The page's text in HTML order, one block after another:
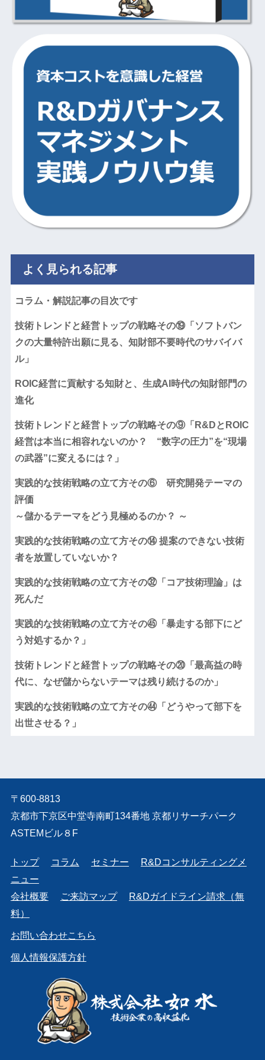
よく見られる記事
コラム・解説記事の目次です
技術トレンドと経営トップの戦略その⑲「ソフトバン
クの大量特許出願に見る、知財部不要時代のサバイバ
ル」
ROIC経営に貢献する知財と、生成AI時代の知財部門の
進化
技術トレンドと経営トップの戦略その⑨「R&DとROIC
経営は本当に相容れないのか？ “数字の圧力”を“現場
の武器”に変えるには？」
実践的な技術戦略の立て方その⑥ 研究開発テーマの
評価
～儲かるテーマをどう見極めるのか？ ～
実践的な技術戦略の立て方その⑭ 提案のできない技術
者を放置していないか？
実践的な技術戦略の立て方その㉜「コア技術理論」は
死んだ
実践的な技術戦略の立て方その㊺「暴走する部下にど
う対処するか？」
技術トレンドと経営トップの戦略その⑳「最高益の時
代に、なぜ儲からないテーマは残り続けるのか」
実践的な技術戦略の立て方その㊹「どうやって部下を
出世させる？」
〒600-8813
京都市下京区中堂寺南町134番地 京都リサーチパーク
ASTEMビル８F
トップ コラム セミナー
R&Dコンサルティングメ
ニュー
会社概要
ご来訪マップ
R&Dガイドライン請求（無
料）
お問い合わせこちら
個人情報保護方針